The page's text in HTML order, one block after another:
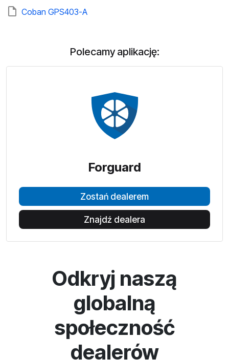
Coban GPS403-A
Polecamy aplikację:
Forguard
Zostań dealerem
Znajdź dealera
Odkryj naszą
globalną
społeczność
dealerów